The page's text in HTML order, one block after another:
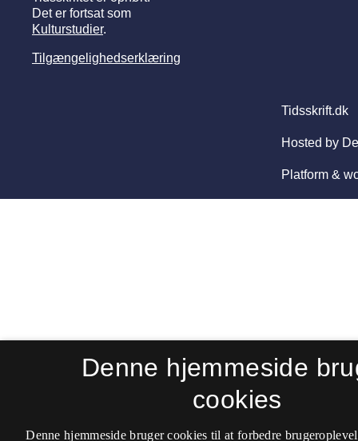
Det er fortsat som
Kulturstudier.
Tilgængelighedserklæring
Denne hjemmeside
cookies
Denne hjemmeside bruger cookies til at forbedre